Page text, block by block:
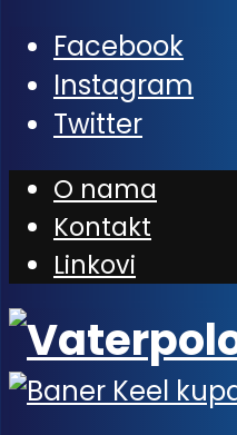
Facebook
Instagram
Twitter
O nama
Kontakt
Linkovi